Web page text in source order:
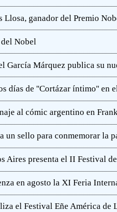
Llosa, ganador del Premio
Nobel
García Márquez publica su
días de ''Cortázar íntimo'' en
al cómic argentino en
un sello para conmemorar la
Aires presenta el II Festival
en agosto la XI Feria
el Festival Eñe América de